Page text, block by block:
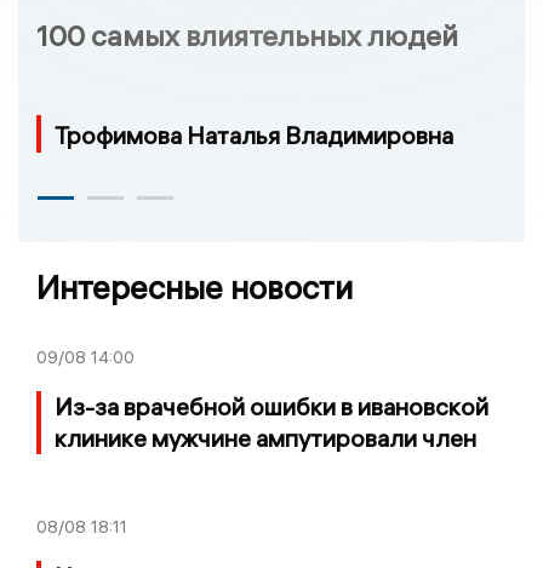
100 самых влиятельных людей
Трофимова Наталья Владимировна
Интересные новости
09/08 14:00
Из-за врачебной ошибки в ивановской
клинике мужчине ампутировали член
08/08 18:11